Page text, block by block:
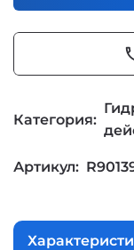
Категория:
Артикул: